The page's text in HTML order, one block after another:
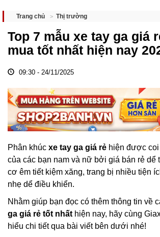
Trang chủ Thị trường
Top 7 mẫu xe tay ga giá
mua tốt nhất hiện nay
09:30 - 24/11/2025
Phân khúc xe tay ga giá rẻ hiện được
của các bạn nam và nữ bởi giá bán rẻ dể
cơ êm tiết kiệm xăng, trang bị nhiều tiện
nhẹ dể điều khiển.
Nhằm giúp bạn đọc có thêm thông tin về
ga giá rẻ tốt nhất hiện nay, hãy cùng
hiểu chi tiết qua bài viết bên dưới nhé!